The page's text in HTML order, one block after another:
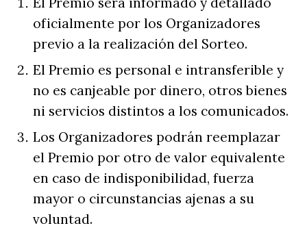
oficialmente por los Organizadores
previo a la realización del Sorteo.
El Premio es personal e intransferible y
no es canjeable por dinero, otros bienes
ni servicios distintos a los comunicados.
Los Organizadores podrán reemplazar
el Premio por otro de valor equivalente
en caso de indisponibilidad, fuerza
mayor o circunstancias ajenas a su
voluntad.